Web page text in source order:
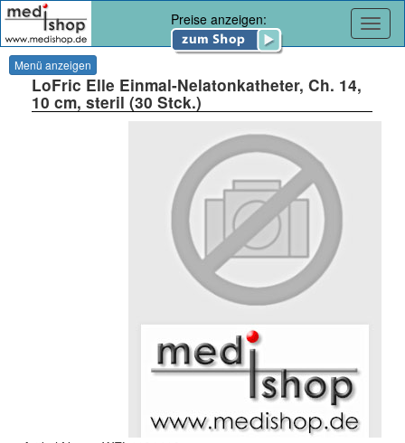
Preise anzeigen:
Menü anzeigen
LoFric Elle Einmal-Nelatonkatheter, Ch. 14,
10 cm, steril (30 Stck.)